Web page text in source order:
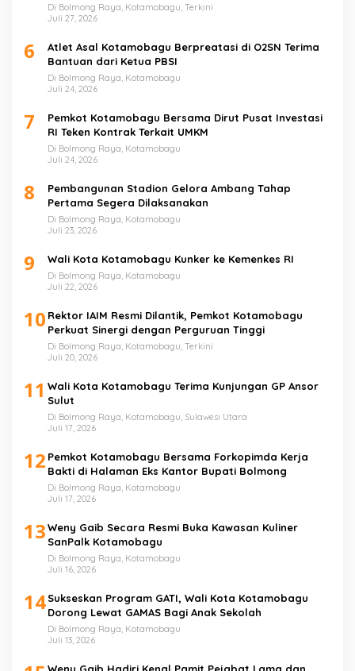
Di Bolmong Raya, Kotamobagu, Terkini
Juli 27, 2026
6
Atlet Asal Kotamobagu Berpreatasi di O2SN Terima
Bantuan dari Ketua PBSI
Di Bolmong Raya, Kotamobagu
Juli 24, 2026
7
Pemkot Kotamobagu Bersama Dirut Pusat Investasi
RI Teken Kontrak Terkait UMKM
Di Bolmong Raya, Kotamobagu
Juli 24, 2026
8
Pembangunan Stadion Gelora Ambang Tahap
Pertama Segera Dilaksanakan
Di Bolmong Raya, Kotamobagu
Juli 23, 2026
9 Wali Kota Kotamobagu Kunker ke Kemenkes RI
Di Bolmong Raya, Kotamobagu
Juli 22, 2026
10 Rektor IAIM Resmi Dilantik, Pemkot Kotamobagu
Perkuat Sinergi dengan Perguruan Tinggi
Di Bolmong Raya, Kotamobagu, Terkini
Juli 20, 2026
11 Wali Kota Kotamobagu Terima Kunjungan GP Ansor
Sulut
Di Bolmong Raya, Kotamobagu, Sulawesi Utara
Juli 17, 2026
12 Pemkot Kotamobagu Bersama Forkopimda Kerja
Bakti di Halaman Eks Kantor Bupati Bolmong
Di Bolmong Raya, Kotamobagu
Juli 17, 2026
13Weny Gaib Secara Resmi Buka Kawasan Kuliner
SanPalk Kotamobagu
Di Bolmong Raya, Kotamobagu
Juli 16, 2026
14Sukseskan Program GATI, Wali Kota Kotamobagu
Dorong Lewat GAMAS Bagi Anak Sekolah
Di Bolmong Raya, Kotamobagu
Juli 13, 2026